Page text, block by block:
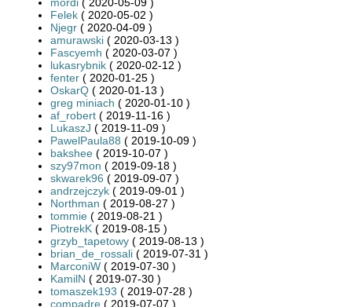
Felek ( 2020-05-02 )
Njegr ( 2020-04-09 )
amurawski ( 2020-03-13 )
Fascyemh ( 2020-03-07 )
lukasrybnik ( 2020-02-12 )
fenter ( 2020-01-25 )
OskarQ ( 2020-01-13 )
greg miniach ( 2020-01-10 )
af_robert ( 2019-11-16 )
LukaszJ ( 2019-11-09 )
PawelPaula88 ( 2019-10-09 )
bakshee ( 2019-10-07 )
szy97mon ( 2019-09-18 )
skwarek96 ( 2019-09-07 )
andrzejczyk ( 2019-09-01 )
Northman ( 2019-08-27 )
tommie ( 2019-08-21 )
PiotrekK ( 2019-08-15 )
grzyb_tapetowy ( 2019-08-13 )
brian_de_rossali ( 2019-07-31 )
MarconiW ( 2019-07-30 )
KamilN ( 2019-07-30 )
tomaszek193 ( 2019-07-28 )
compadre ( 2019-07-07 )